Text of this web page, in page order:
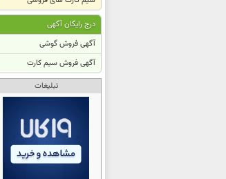
درج رایگان آگهی
آگهی فروش گوشی
آگهی فروش سیم کارت
تبلیغات